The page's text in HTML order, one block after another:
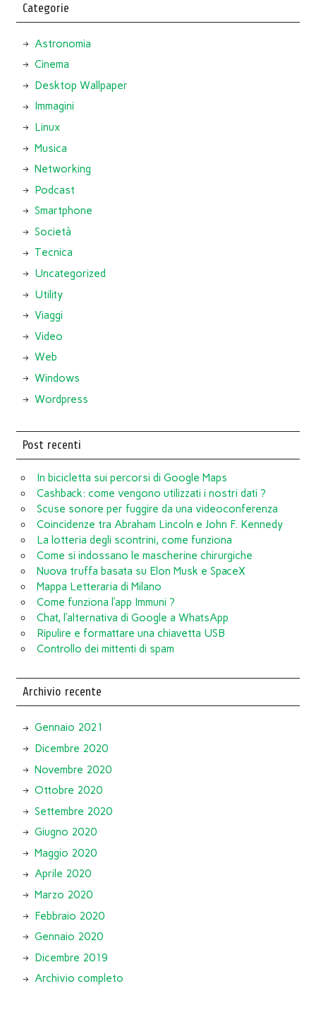
Categorie
Astronomia
Cinema
Desktop Wallpaper
Immagini
Linux
Musica
Networking
Podcast
Smartphone
Società
Tecnica
Uncategorized
Utility
Viaggi
Video
Web
Windows
Wordpress
Post recenti
In bicicletta sui percorsi di Google Maps
Cashback: come vengono utilizzati i nostri dati ?
Scuse sonore per fuggire da una videoconferenza
Coincidenze tra Abraham Lincoln e John F. Kennedy
La lotteria degli scontrini, come funziona
Come si indossano le mascherine chirurgiche
Nuova truffa basata su Elon Musk e SpaceX
Mappa Letteraria di Milano
Come funziona l’app Immuni ?
Chat, l’alternativa di Google a WhatsApp
Ripulire e formattare una chiavetta USB
Controllo dei mittenti di spam
Archivio recente
Gennaio 2021
Dicembre 2020
Novembre 2020
Ottobre 2020
Settembre 2020
Giugno 2020
Maggio 2020
Aprile 2020
Marzo 2020
Febbraio 2020
Gennaio 2020
Dicembre 2019
Archivio completo